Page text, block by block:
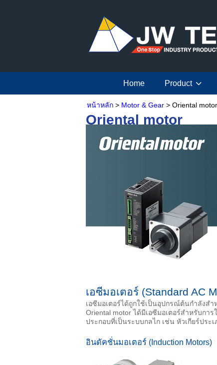
Home Product
หน้าหลัก > Motor & Gear > Oriental motor
Oriental motor
เอซีมอเตอร์ (Standard AC
เอซีมอเตอร์ได้ถูกใช้เป็นอุปกรณ์ต้นกำลังส
Oriental motor ได้มีเอซีมอเตอร์สำหรับก
ประกอบที่เป็นระบบกลไก เช่น หัวเกียร์ประ
อินดัคชั่นมอเตอร์ (Induction Motors)